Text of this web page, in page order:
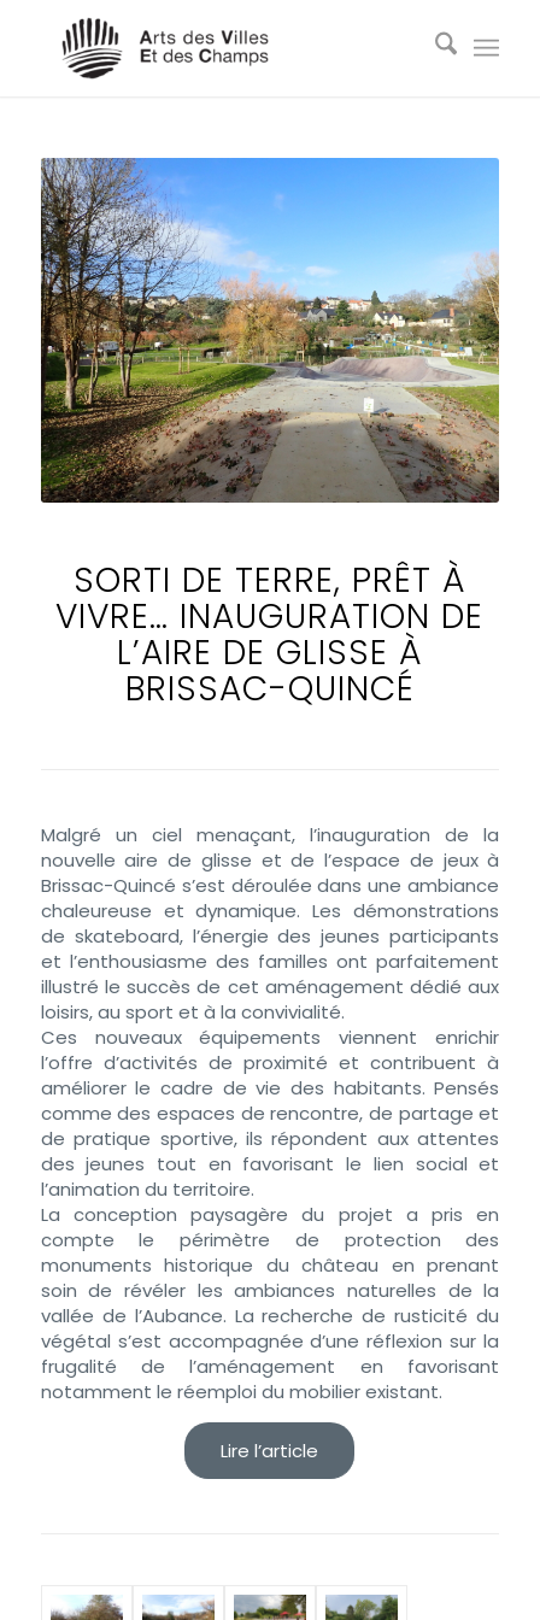
SORTI DE TERRE, PRÊT À
VIVRE… INAUGURATION DE
L’AIRE DE GLISSE À
BRISSAC-QUINCÉ
Malgré un ciel menaçant, l’inauguration de la
nouvelle aire de glisse et de l’espace de jeux à
Brissac-Quincé s’est déroulée dans une ambiance
chaleureuse et dynamique. Les démonstrations
de skateboard, l’énergie des jeunes participants
et l’enthousiasme des familles ont parfaitement
illustré le succès de cet aménagement dédié aux
loisirs, au sport et à la convivialité.
Ces nouveaux équipements viennent enrichir
l’offre d’activités de proximité et contribuent à
améliorer le cadre de vie des habitants. Pensés
comme des espaces de rencontre, de partage et
de pratique sportive, ils répondent aux attentes
des jeunes tout en favorisant le lien social et
l’animation du territoire.
La conception paysagère du projet a pris en
compte le périmètre de protection des
monuments historique du château en prenant
soin de révéler les ambiances naturelles de la
vallée de l’Aubance. La recherche de rusticité du
végétal s’est accompagnée d’une réflexion sur la
frugalité de l’aménagement en favorisant
notamment le réemploi du mobilier existant.
Lire l’article